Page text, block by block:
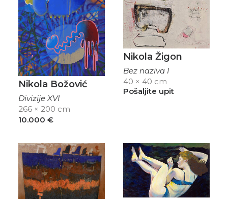
Nikola Božović
Divizije XVI
266 × 200 cm
10.000 €
Nikola Žigon
Bez naziva I
40 × 40 cm
Pošaljite upit